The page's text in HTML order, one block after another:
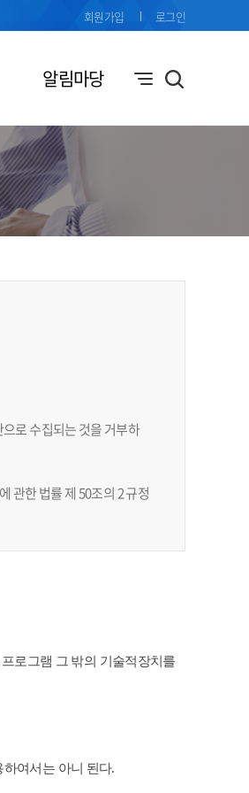
알림마당
회원가입 로그인
로 수집되는 것을 거부하
관한 법률 제 50조의 2 규정
로그램 그 밖의 기술적장치를
여서는 아니 된다.